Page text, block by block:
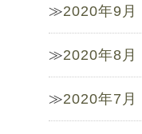
2020年9月
2020年8月
2020年7月